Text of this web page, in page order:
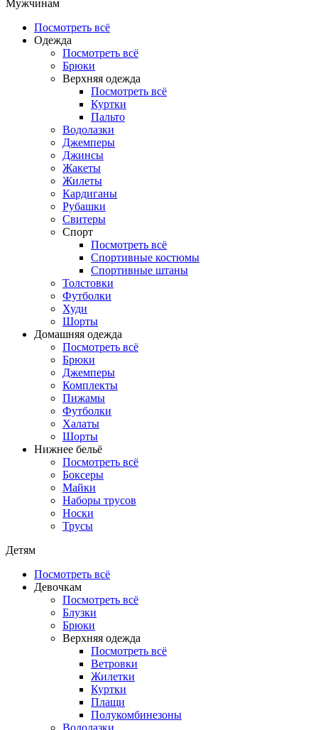
Мужчинам
Посмотреть всё
Одежда
Посмотреть всё
Брюки
Верхняя одежда
Посмотреть всё
Куртки
Пальто
Водолазки
Джемперы
Джинсы
Жакеты
Жилеты
Кардиганы
Рубашки
Свитеры
Спорт
Посмотреть всё
Спортивные костюмы
Спортивные штаны
Толстовки
Футболки
Худи
Шорты
Домашняя одежда
Посмотреть всё
Брюки
Джемперы
Комплекты
Пижамы
Футболки
Халаты
Шорты
Нижнее бельё
Посмотреть всё
Боксеры
Майки
Наборы трусов
Носки
Трусы
Детям
Посмотреть всё
Девочкам
Посмотреть всё
Блузки
Брюки
Верхняя одежда
Посмотреть всё
Ветровки
Жилетки
Куртки
Плащи
Полукомбинезоны
Водолазки